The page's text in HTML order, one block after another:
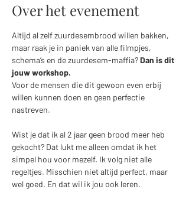
Over het evenement
Altijd al zelf zuurdesembrood willen bakken,
maar raak je in paniek van alle filmpjes,
schema’s en de zuurdesem-maffia? Dan is dit
jouw workshop.
Voor de mensen die dit gewoon even erbij
willen kunnen doen en geen perfectie
nastreven.
Wist je dat ik al 2 jaar geen brood meer heb
gekocht? Dat lukt me alleen omdat ik het
simpel hou voor mezelf. Ik volg niet alle
regeltjes. Misschien niet altijd perfect, maar
wel goed. En dat wil ik jou ook leren.